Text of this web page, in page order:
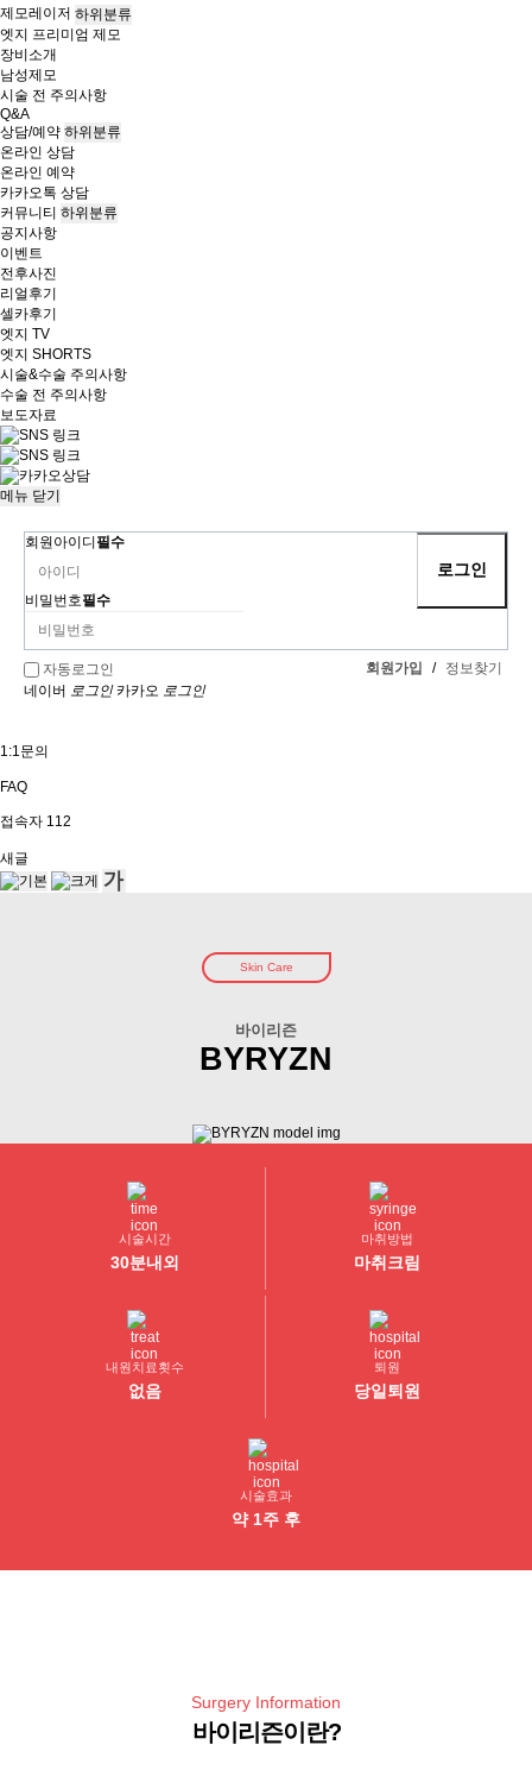
제모레이저 하위분류
엣지 프리미엄 제모
장비소개
남성제모
시술 전 주의사항
Q&A
상담/예약 하위분류
온라인 상담
온라인 예약
카카오톡 상담
커뮤니티 하위분류
공지사항
이벤트
전후사진
리얼후기
셀카후기
엣지 TV
엣지 SHORTS
시술&수술 주의사항
수술 전 주의사항
보도자료
메뉴 닫기
회원아이디 필수
비밀번호필수
자동로그인 회원가입 / 정보찾기
네이버 로그인 카카오 로그인
1:1문의
FAQ
접속자 112
새글
Skin Care
바이리즌
BYRYZN
시술시간
30분내외
마취방법
마취크림
내원치료횟수
없음
퇴원
당일퇴원
시술효과
약 1주 후
Surgery Information
바이리즌이란?